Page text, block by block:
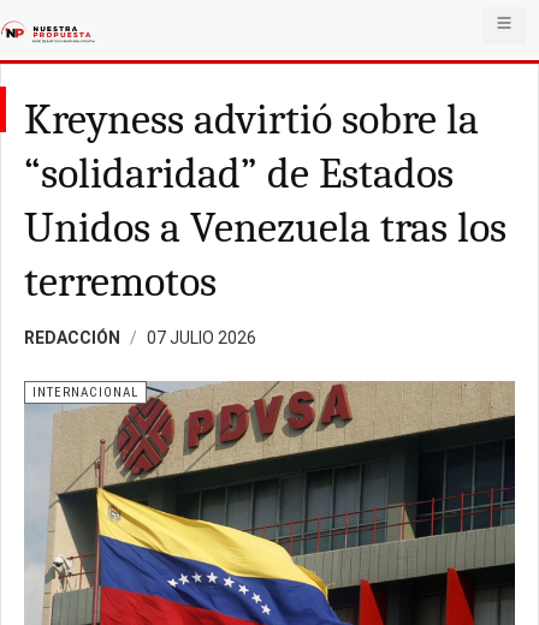
Kreyness advirtió sobre la
“solidaridad” de Estados
Unidos a Venezuela tras los
terremotos
REDACCIÓN 07 JULIO 2026
INTERNACIONAL